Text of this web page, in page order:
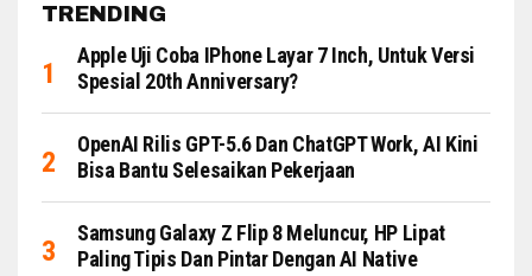
TRENDING
Apple Uji Coba IPhone Layar 7 Inch, Untuk Versi
Spesial 20th Anniversary?
OpenAI Rilis GPT-5.6 Dan ChatGPT Work, AI Kini
Bisa Bantu Selesaikan Pekerjaan
Samsung Galaxy Z Flip 8 Meluncur, HP Lipat
Paling Tipis Dan Pintar Dengan AI Native